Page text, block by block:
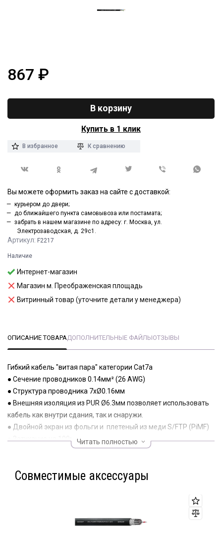
Артикул: F2217
Наличие
Интернет-магазин
Магазин м. Преображенская площадь
Витринный товар (уточните детали у менеджера)
867 ₽
В корзину
Купить в 1 клик
В избранное К сравнению
Вы можете оформить заказ на сайте с доставкой:
курьером до двери;
до ближайшего пункта самовывоза или постамата;
забрать в нашем магазине по адресу: г. Москва, ул.
Электрозаводская, д. 29с1.
ОПИСАНИЕ ТОВАРА ДОПОЛНИТЕЛЬНЫЕ ФАЙЛЫОТЗЫВЫ
Гибкий кабель "витая пара" категории Cat7а
● Сечение проводников 0.14мм² (26 AWG)
● Структура проводника 7xØ0.16мм
● Внешняя изоляция из PUR Ø6.3мм позволяет использовать
кабель как внутри сдания, так и снаружи.
● Двойной экран из фольги и плетеный из меди S/FTP (PiMF)
● Затухание на 100мГЦ 27дБ/100м
Читать полностью
Совместимые аксессуары